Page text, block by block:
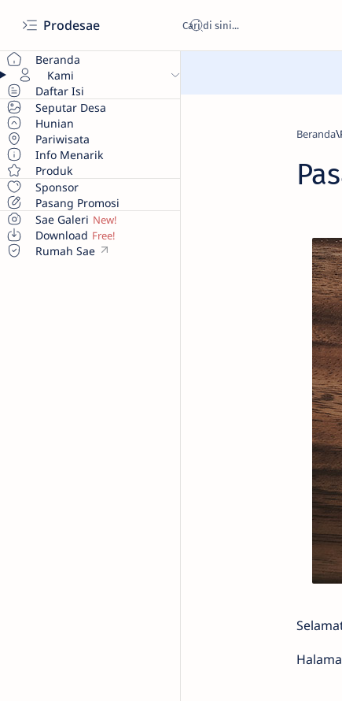
Prodesae
Beranda
Kami
Daftar Isi
Seputar Desa
Hunian
Pariwisata
Info Menarik
Produk
Sponsor
Pasang Promosi
Sae Galeri
Download
Rumah Sae
Beranda